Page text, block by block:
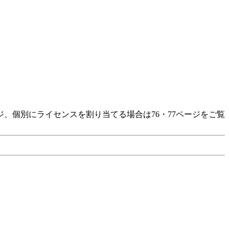
個別にライセンスを割り当てる場合は76・77ページをご覧